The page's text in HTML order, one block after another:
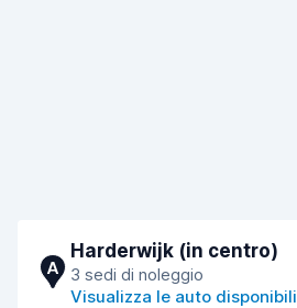
A
Harderwijk (in centro)
3 sedi di noleggio
Visualizza le auto disponibili